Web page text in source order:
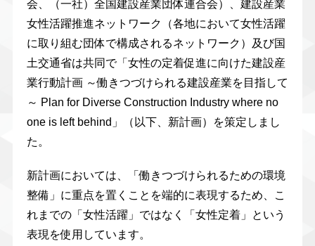
会、（一社）全国建設産業団体連合会）、建設産業
女性活躍推進ネットワーク（各地において女性活躍
に取り組む団体で構成されるネットワーク）及び国
土交通省は共同で「女性の定着促進に向けた建設産
業行動計画 ～働きつづけられる建設産業を目指して
～ Plan for Diverse Construction Industry where no
one is left behind」（以下、新計画）を策定しまし
た。
新計画においては、「働きつづけられるための環境
整備」に重点を置くことを端的に表現するため、こ
れまでの「女性活躍」ではなく「女性定着」という
表現を使用しています。